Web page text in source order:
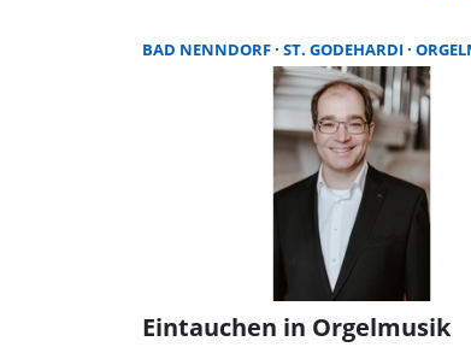
versammelt sich um den Taufstein
den besonderen Raum, den die
Die Gemeinden Bad Nenndorf und
laden herzlich zu dieser angeleiteten
Meditation ein. Geleitet wird sie von
Meditationslehrerin Sabine
Bad Nenndorf und Beckedorfs
Nisch. Jeder ist willkommen –
sind nicht erforderlich.
BAD NENNDORF ST. GODEHARDI
Eintauchen in Orgelmusik